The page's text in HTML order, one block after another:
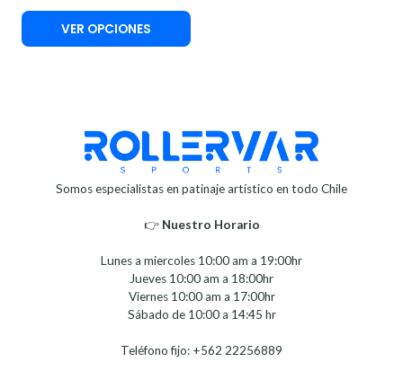
VER OPCIONES
Somos especialistas en patinaje artístico en todo Chile
👉 Nuestro Horario⁣⁣
Lunes a miercoles 10:00 am a 19:00hr
Jueves 10:00 am a 18:00hr
Viernes 10:00 am a 17:00hr
Sábado de 10:00 a 14:45 hr
Teléfono fijo: +562 22256889